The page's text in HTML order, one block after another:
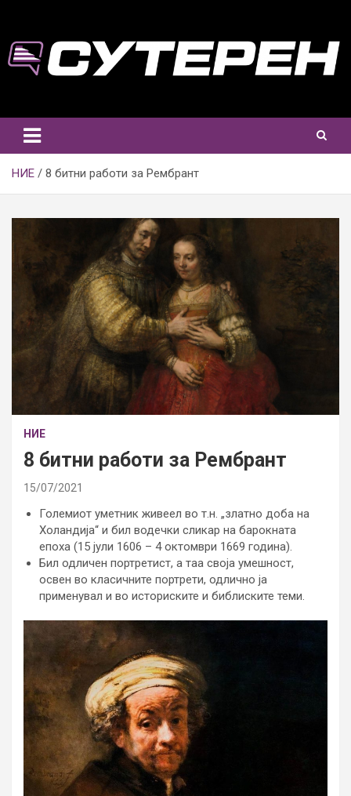
content
НИЕ 8 битни работи за Рембрант
НИЕ
8 битни работи за Рембрант
15/07/2021
Големиот уметник живеел во т.н. „златно доба на
Холандија“ и бил водечки сликар на барокната
епоха (15 јули 1606 – 4 октомври 1669 година).
Бил одличен портретист, а таа своја умешност,
освен во класичните портрети, одлично ја
применувал и во историските и библиските теми.